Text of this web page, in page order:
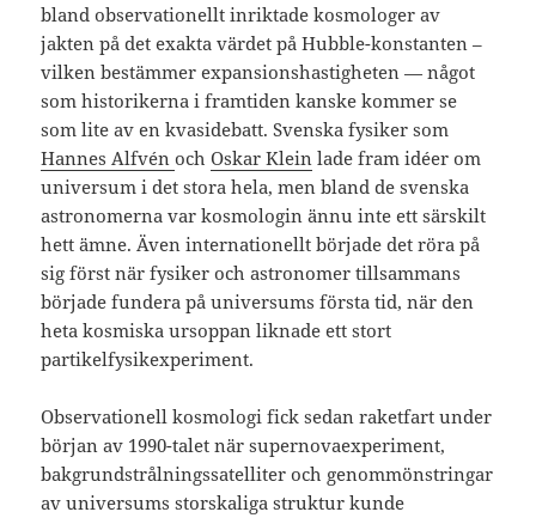
bland observationellt inriktade kosmologer av
jakten på det exakta värdet på Hubble-konstanten –
vilken bestämmer expansionshastigheten — något
som historikerna i framtiden kanske kommer se
som lite av en kvasidebatt. Svenska fysiker som
Hannes AlfvénochOskar Klein lade fram idéer om
universum i det stora hela, men bland de svenska
astronomerna var kosmologin ännu inte ett särskilt
hett ämne. Även internationellt började det röra på
sig först när fysiker och astronomer tillsammans
började fundera på universums första tid, när den
heta kosmiska ursoppan liknade ett stort
partikelfysikexperiment.
Observationell kosmologi fick sedan raketfart under
början av 1990-talet när supernovaexperiment,
bakgrundstrålningssatelliter och genommönstringar
av universums storskaliga struktur kunde